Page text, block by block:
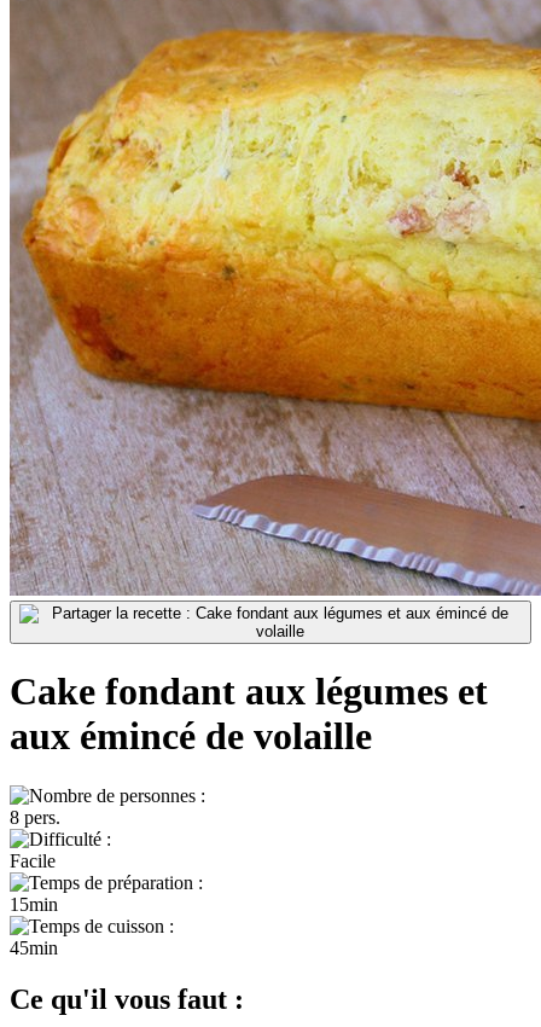
Cake fondant aux légumes et
aux émincé de volaille
8 pers.
Facile
15min
45min
Ce qu'il vous faut :